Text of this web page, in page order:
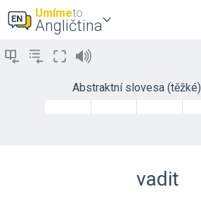
Umímeto
Angličtina
Abstraktní slovesa (těžké)
vadit